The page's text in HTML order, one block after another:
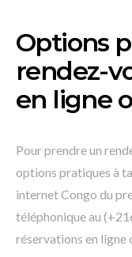
Options
rendez-
en ligne
Pour prendre un
options pratiques à
internet Congo du
téléphonique au
réservations en ligne